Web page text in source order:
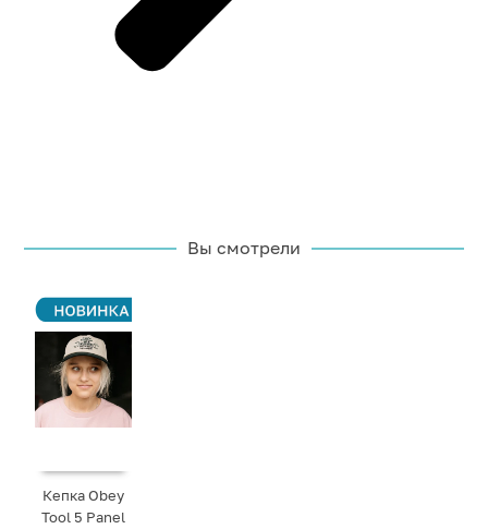
Вы смотрели
Кепка Obey
Tool 5 Panel